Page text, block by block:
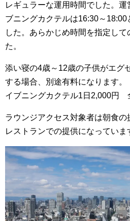
レギュラーな運用時間でした。 運
ブニングカクテルは16:30～
した。あらかじめ時間を指定し
た。
添い寝の4歳～12歳の子供がエグ
する場合、別途有料になります。
イブニングカクテル1日2,000円
ラウンジアクセス対象者は朝食
レストランでの提供になっていま